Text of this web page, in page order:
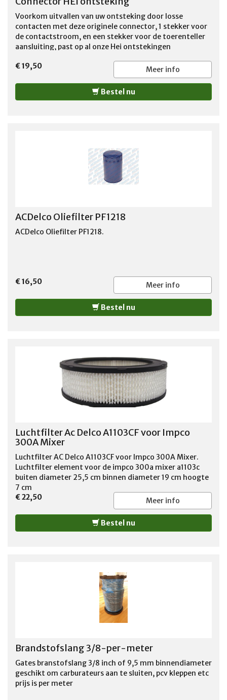
Voorkom uitvallen van uw ontsteking door losse
contacten met deze originele connector, 1 stekker voor
de contactstroom, en een stekker voor de toerenteller
aansluiting, past op al onze Hei ontstekingen
€ 19,50 Meer info
Bestel nu
ACDelco Oliefilter PF1218
ACDelco Oliefilter PF1218.
€ 16,50 Meer info
Bestel nu
Luchtfilter Ac Delco A1103CF voor Impco
300A Mixer
Luchtfilter AC Delco A1103CF voor Impco 300A Mixer.
Luchtfilter element voor de impco 300a mixer a1103c
buiten diameter 25,5 cm binnen diameter 19 cm hoogte
7 cm
€ 22,50
Meer info
Bestel nu
Brandstofslang 3/8-per-meter
Gates branstofslang 3/8 inch of 9,5 mm binnendiameter
geschikt om carburateurs aan te sluiten, pcv kleppen etc
prijs is per meter